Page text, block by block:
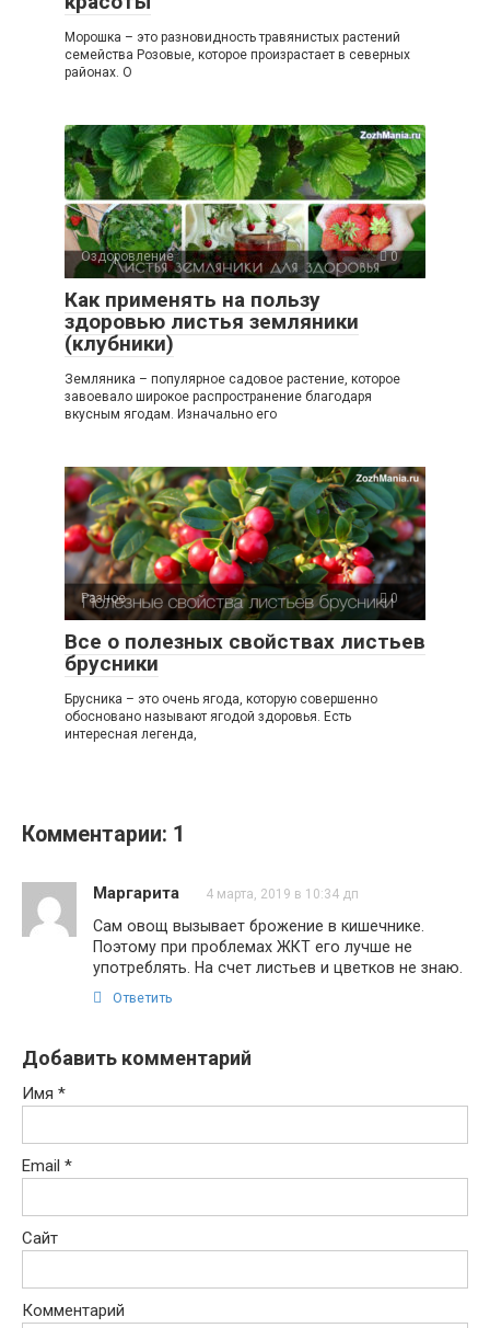
Морошка – это разновидность травянистых растений
семейства Розовые, которое произрастает в северных
районах. О
Оздоровление 0
Как применять на пользу
здоровью листья земляники
(клубники)
Земляника – популярное садовое растение, которое
завоевало широкое распространение благодаря
вкусным ягодам. Изначально его
Разное 0
Все о полезных свойствах листьев
брусники
Брусника – это очень ягода, которую совершенно
обосновано называют ягодой здоровья. Есть
интересная легенда,
Комментарии: 1
Маргарита 4 марта, 2019 в 10:34 дп
Сам овощ вызывает брожение в кишечнике.
Поэтому при проблемах ЖКТ его лучше не
употреблять. На счет листьев и цветков не знаю.
Ответить
Добавить комментарий
Имя *
Email *
Сайт
Комментарий